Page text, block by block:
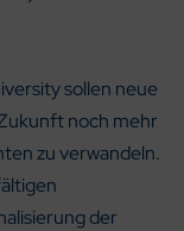
sollen neue
noch mehr
zu verwandeln.
der